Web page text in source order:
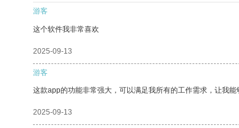
游客
这个软件我非常喜欢
2025-09-13
游客
这款app的功能非常强大，可以满足我所有的工作需求，让我能
2025-09-13